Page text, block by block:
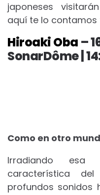
japoneses
aquí te lo contamos
Hiroaki Oba –
SonarDôme |
Como en otro
Irradiando esa
característica
profundos sonidos